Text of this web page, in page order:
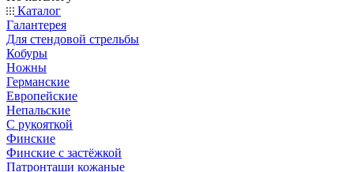
Каталог
Галантерея
Для стендовой стрельбы
Кобуры
Ножны
Германские
Европейские
Непальские
С рукояткой
Финские
Финские с застёжкой
Патронташи кожаные